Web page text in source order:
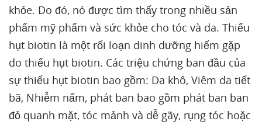
khỏe. Do đó, nó được tìm thấy trong nhiều sản
phẩm mỹ phẩm và sức khỏe cho tóc và da. Thiếu
hụt biotin là một rối loạn dinh dưỡng hiếm gặp
do thiếu hụt biotin. Các triệu chứng ban đầu của
sự thiếu hụt biotin bao gồm: Da khô, Viêm da tiết
bã, Nhiễm nấm, phát ban bao gồm phát ban ban
đỏ quanh mặt, tóc mảnh và dễ gãy, rụng tóc hoặc